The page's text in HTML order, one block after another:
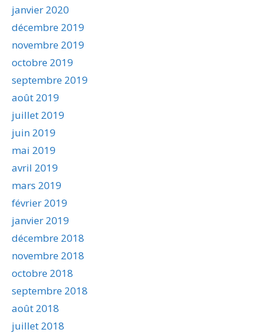
janvier 2020
décembre 2019
novembre 2019
octobre 2019
septembre 2019
août 2019
juillet 2019
juin 2019
mai 2019
avril 2019
mars 2019
février 2019
janvier 2019
décembre 2018
novembre 2018
octobre 2018
septembre 2018
août 2018
juillet 2018